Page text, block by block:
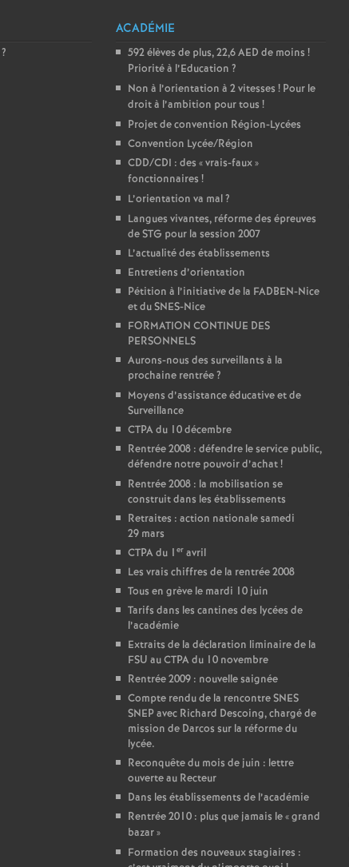
e
?
ACADÉMIE
592 élèves de plus, 22,6 AED de moins !
Priorité à l’Education ?
Non à l’orientation à 2 vitesses ! Pour le
droit à l’ambition pour tous !
Projet de convention Région-Lycées
Convention Lycée/Région
CDD/CDI : des «vrais-faux»
fonctionnaires !
L’orientation va mal?
Langues vivantes, réforme des épreuves
de STG pour la session 2007
L’actualité des établissements
Entretiens d’orientation
Pétition à l’initiative de la FADBEN-Nice
et du SNES-Nice
FORMATION CONTINUE DES
PERSONNELS
Aurons-nous des surveillants à la
prochaine rentrée?
Moyens d’assistance éducative et de
Surveillance
CTPA du 10 décembre
Rentrée 2008 : défendre le service public,
défendre notre pouvoir d’achat!
Rentrée 2008 : la mobilisation se
construit dans les établissements
Retraites : action nationale samedi
29 mars
CTPA du 1 er avril
Les vrais chiffres de la rentrée 2008
Tous en grève le mardi 10 juin
Tarifs dans les cantines des lycées de
l’académie
Extraits de la déclaration liminaire de la
FSU au CTPA du 10 novembre
Rentrée 2009 : nouvelle saignée
Compte rendu de la rencontre SNES
SNEP avec Richard Descoing, chargé de
mission de Darcos sur la réforme du
lycée.
Reconquête du mois de juin : lettre
ouverte au Recteur
Dans les établissements de l’académie
Rentrée 2010 : plus que jamais le «grand
bazar»
Formation des nouveaux stagiaires :